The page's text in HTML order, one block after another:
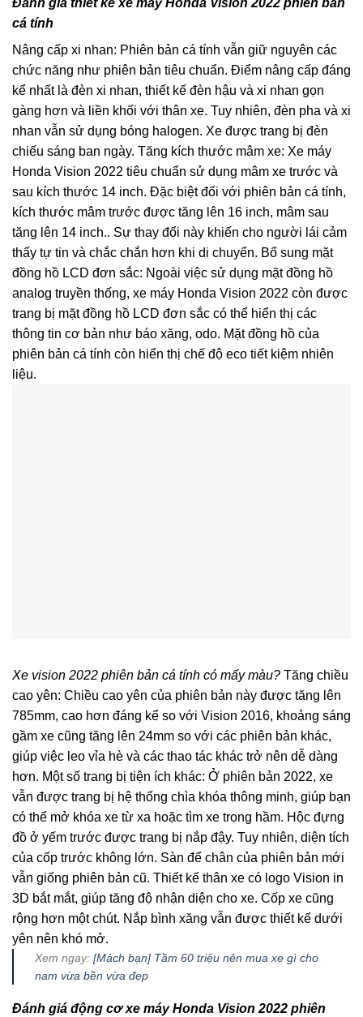
Đánh giá thiết kế xe máy Honda Vision 2022 phiên bản
cá tính
Nâng cấp xi nhan: Phiên bản cá tính vẫn giữ nguyên các
chức năng như phiên bản tiêu chuẩn. Điểm nâng cấp đáng
kể nhất là đèn xi nhan, thiết kế đèn hậu và xi nhan gọn
gàng hơn và liền khối với thân xe. Tuy nhiên, đèn pha và xi
nhan vẫn sử dụng bóng halogen. Xe được trang bị đèn
chiếu sáng ban ngày. Tăng kích thước mâm xe: Xe máy
Honda Vision 2022 tiêu chuẩn sử dụng mâm xe trước và
sau kích thước 14 inch. Đặc biệt đối với phiên bản cá tính,
kích thước mâm trước được tăng lên 16 inch, mâm sau
tăng lên 14 inch.. Sự thay đổi này khiến cho người lái cảm
thấy tự tin và chắc chắn hơn khi di chuyển. Bổ sung mặt
đồng hồ LCD đơn sắc: Ngoài việc sử dụng mặt đồng hồ
analog truyền thống, xe máy Honda Vision 2022 còn được
trang bị mặt đồng hồ LCD đơn sắc có thể hiển thị các
thông tin cơ bản như báo xăng, odo. Mặt đồng hồ của
phiên bản cá tính còn hiển thị chế độ eco tiết kiệm nhiên
liệu.
Xe vision 2022 phiên bản cá tính có mấy màu? Tăng chiều
cao yên: Chiều cao yên của phiên bản này được tăng lên
785mm, cao hơn đáng kể so với Vision 2016, khoảng sáng
gầm xe cũng tăng lên 24mm so với các phiên bản khác,
giúp việc leo vỉa hè và các thao tác khác trở nên dễ dàng
hơn. Một số trang bị tiện ích khác: Ở phiên bản 2022, xe
vẫn được trang bị hệ thống chìa khóa thông minh, giúp bạn
có thể mở khóa xe từ xa hoặc tìm xe trong hầm. Hộc đựng
đồ ở yếm trước được trang bị nắp đậy. Tuy nhiên, diện tích
của cốp trước không lớn. Sàn để chân của phiên bản mới
vẫn giống phiên bản cũ. Thiết kế thân xe có logo Vision in
3D bắt mắt, giúp tăng độ nhận diện cho xe. Cốp xe cũng
rộng hơn một chút. Nắp bình xăng vẫn được thiết kế dưới
yên nên khó mở.
Xem ngay:[Mách bạn] Tầm 60 triệu nên mua xe gì cho
nam vừa bền vừa đẹp
Đánh giá động cơ xe máy Honda Vision 2022 phiên